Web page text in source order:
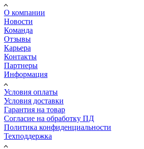
О компании
Новости
Команда
Отзывы
Карьера
Контакты
Партнеры
Информация
Условия оплаты
Условия доставки
Гарантия на товар
Согласие на обработку ПД
Политика конфиденциальности
Техподдержка